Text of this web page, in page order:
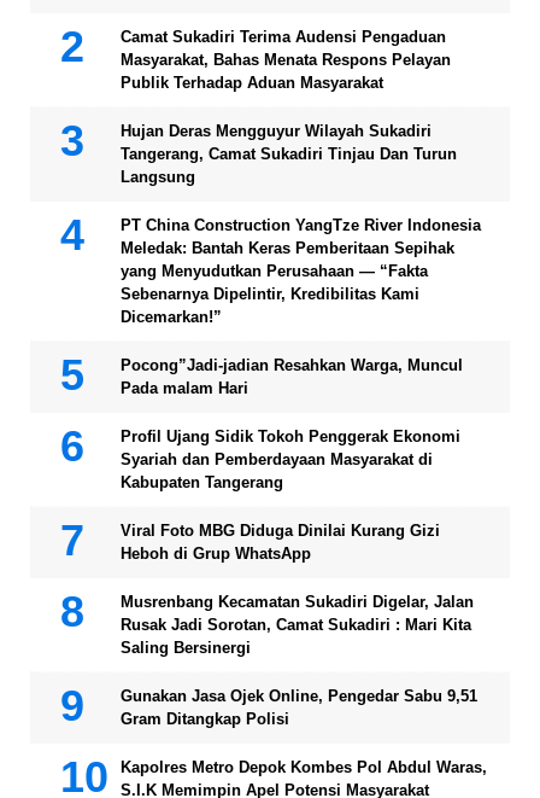
Camat Sukadiri Terima Audensi Pengaduan
Masyarakat, Bahas Menata Respons Pelayan
Publik Terhadap Aduan Masyarakat
Hujan Deras Mengguyur Wilayah Sukadiri
Tangerang, Camat Sukadiri Tinjau Dan Turun
Langsung
PT China Construction YangTze River Indonesia
Meledak: Bantah Keras Pemberitaan Sepihak
yang Menyudutkan Perusahaan — “Fakta
Sebenarnya Dipelintir, Kredibilitas Kami
Dicemarkan!”
Pocong”Jadi-jadian Resahkan Warga, Muncul
Pada malam Hari
Profil Ujang Sidik Tokoh Penggerak Ekonomi
Syariah dan Pemberdayaan Masyarakat di
Kabupaten Tangerang
Viral Foto MBG Diduga Dinilai Kurang Gizi
Heboh di Grup WhatsApp
Musrenbang Kecamatan Sukadiri Digelar, Jalan
Rusak Jadi Sorotan, Camat Sukadiri : Mari Kita
Saling Bersinergi
Gunakan Jasa Ojek Online, Pengedar Sabu 9,51
Gram Ditangkap Polisi
Kapolres Metro Depok Kombes Pol Abdul Waras,
S.I.K Memimpin Apel Potensi Masyarakat